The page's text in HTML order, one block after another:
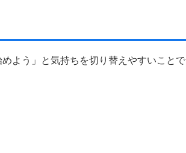
よう」と気持ちを切り替えやすいことで